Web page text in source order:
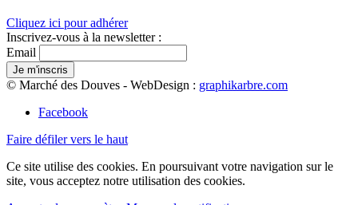
Cliquez ici pour adhérer
Inscrivez-vous à la newsletter :
Email
© Marché des Douves - WebDesign : graphikarbre.com
Facebook
Faire défiler vers le haut
Ce site utilise des cookies. En poursuivant votre navigation sur le
site, vous acceptez notre utilisation des cookies.